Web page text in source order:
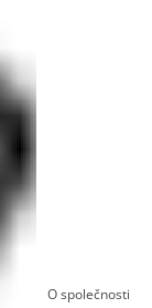
O společnosti